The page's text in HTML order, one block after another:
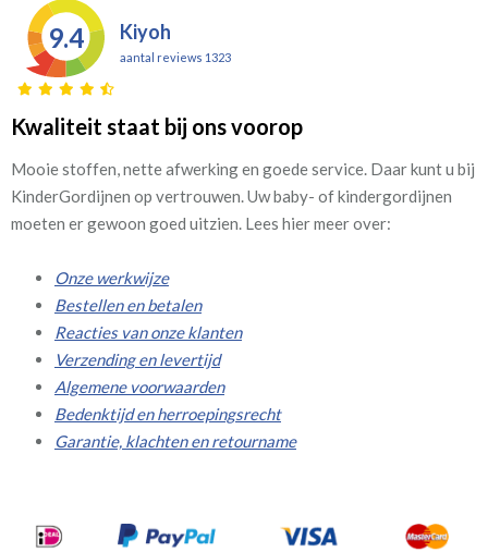
9.4 Kiyoh
aantal reviews 1323
Kwaliteit staat bij ons voorop
Mooie stoffen, nette afwerking en goede service. Daar kunt u bij
KinderGordijnen op vertrouwen. Uw baby- of kindergordijnen
moeten er gewoon goed uitzien. Lees hier meer over:
Onze werkwijze
Bestellen en betalen
Reacties van onze klanten
Verzending en levertijd
Algemene voorwaarden
Bedenktijd en herroepingsrecht
Garantie, klachten en retourname